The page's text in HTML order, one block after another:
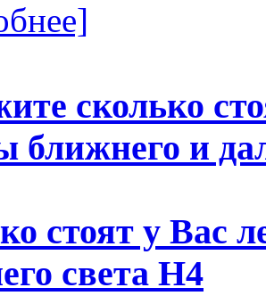
стоят у Вас
света Н4